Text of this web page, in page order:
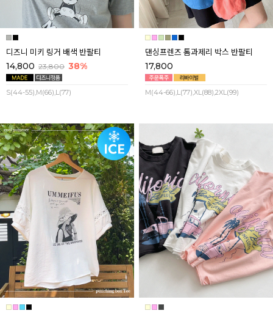
디즈니 미키 링거 배색 반팔티
14,800 23,800 38%
S(44-55),M(66),L(77)
댄싱프렌즈 톰과제리 박스 반팔티
17,800
M(44-66),L(77),XL(88),2XL(99)